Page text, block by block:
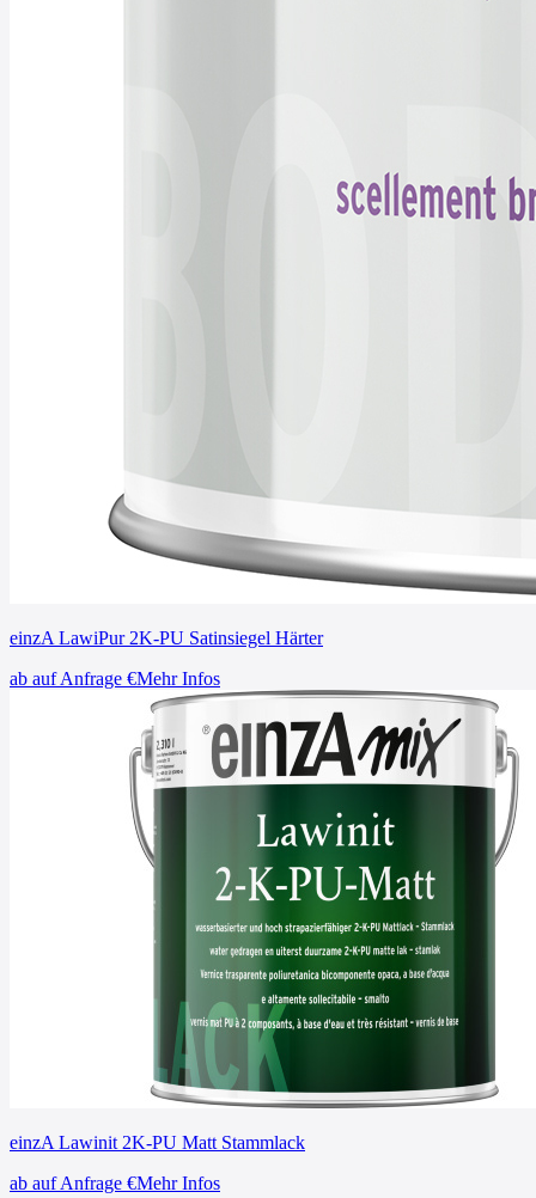
einzA LawiPur 2K-PU Satinsiegel Härter
ab auf Anfrage €Mehr Infos
einzA Lawinit 2K-PU Matt Stammlack
ab auf Anfrage €Mehr Infos